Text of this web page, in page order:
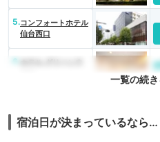
5.コンフォートホテル
仙台西口
6.
一覧の続
宿泊日が決まっているなら…